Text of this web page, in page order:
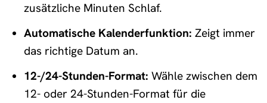
zusätzliche Minuten Schlaf.
Automatische Kalenderfunktion: Zeigt immer
das richtige Datum an.
12-/24-Stunden-Format: Wähle zwischen dem
12- oder 24-Stunden-Format für die